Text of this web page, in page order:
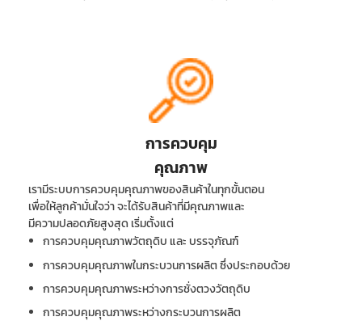
การควบคุม
คุณภาพ
เรามีระบบการควบคุมคุณภาพของสินค้าในทุกขั้นตอน
เพื่อให้ลูกค้ามั่นใจว่า จะได้รับสินค้าที่มีคุณภาพและ
มีความปลอดภัยสูงสุด เริ่มตั้งแต่
การควบคุมคุณภาพวัตถุดิบ และ บรรจุภัณฑ์
การควบคุมคุณภาพในกระบวนการผลิต ซึ่งประกอบด้วย
การควบคุมคุณภาพระหว่างการชั่งตวงวัตถุดิบ
การควบคุมคุณภาพระหว่างกระบวนการผลิต